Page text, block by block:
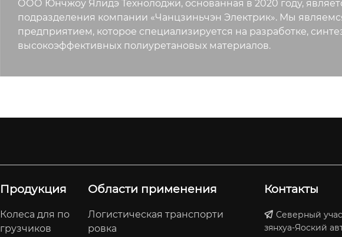
ООО Юнчжоу Ялидэ Технолоджи, основанная в 2020 году,
подразделения компании «Чанцзиньчэн Электрик». Мы
предприятием, которое специализируется на разработке,
высокоэффективных полиуретановых материалов.
Продукция
Колеса для по
грузчиков
Области применения
Логистическая транспорти
ровка
Контакты
Северный
зянхуа-Яоский